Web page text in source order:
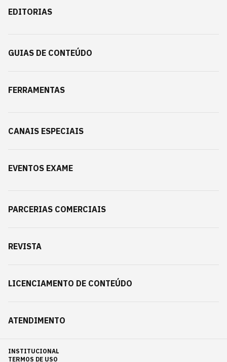
EDITORIAS
GUIAS DE CONTEÚDO
FERRAMENTAS
CANAIS ESPECIAIS
EVENTOS EXAME
PARCERIAS COMERCIAIS
REVISTA
LICENCIAMENTO DE CONTEÚDO
ATENDIMENTO
INSTITUCIONAL
TERMOS DE USO